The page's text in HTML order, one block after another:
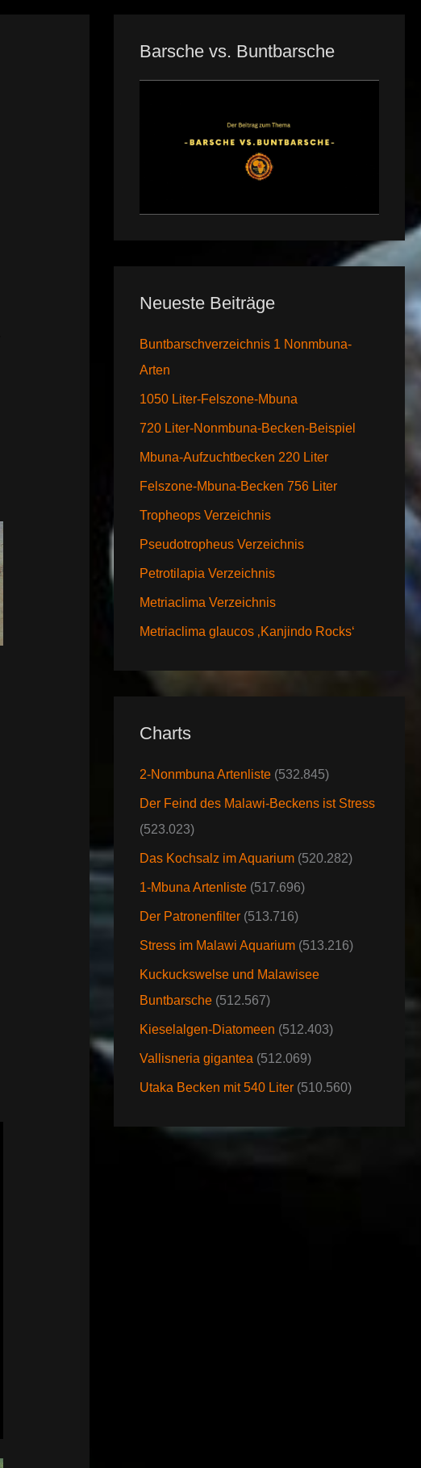
Barsche vs. Buntbarsche
Neueste Beiträge
Buntbarschverzeichnis 1 Nonmbuna-
Arten
1050 Liter-Felszone-Mbuna
720 Liter-Nonmbuna-Becken-Beispiel
Mbuna-Aufzuchtbecken 220 Liter
Felszone-Mbuna-Becken 756 Liter
Tropheops Verzeichnis
Pseudotropheus Verzeichnis
Petrotilapia Verzeichnis
Metriaclima Verzeichnis
Metriaclima glaucos ‚Kanjindo Rocks‘
Charts
2-Nonmbuna Artenliste (532.845)
Der Feind des Malawi-Beckens ist Stress
(523.023)
Das Kochsalz im Aquarium (520.282)
1-Mbuna Artenliste (517.696)
Der Patronenfilter (513.716)
Stress im Malawi Aquarium (513.216)
Kuckuckswelse und Malawisee
Buntbarsche (512.567)
Kieselalgen-Diatomeen (512.403)
Vallisneria gigantea (512.069)
Utaka Becken mit 540 Liter (510.560)